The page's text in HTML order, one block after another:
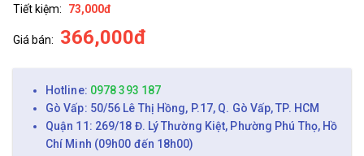
Tiết kiệm:
73,000đ
Giá bán: 366,000đ
Hotline: 0978 393 187
Gò Vấp: 50/56 Lê Thị Hồng, P.17, Q. Gò Vấp, TP. HCM
Quận 11: 269/18 Đ. Lý Thường Kiệt, Phường Phú Thọ, Hồ
Chí Minh (09h00 đến 18h00)